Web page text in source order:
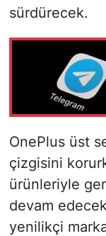
sürdürecek.
OnePlus üst
çizgisini
ürünleriyle
devam
yenilikçi